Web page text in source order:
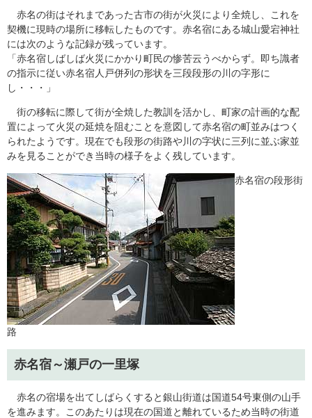
赤名の街はそれまであった古市の街が火災により全焼し、これを
契機に現時の場所に移転したものです。赤名宿にある城山愛宕神社
には次のような記録が残っています。
「赤名宿しばしば火災にかかり町民の惨苦云うべからず。即ち識者
の指示に従い赤名宿人戸併列の形状を三段段形の川の字形に
し・・・」
街の移転に際して街が全焼した教訓を活かし、町家の計画的な配
置によって火災の延焼を阻むことを意図して赤名宿の町並みはつく
られたようです。現在でも段形の街路や川の字状に三列に並ぶ家並
みを見ることができ当時の様子をよく残しています。
​赤名宿の段形街
路
赤名宿～瀬戸の一里塚
赤名の宿場を出てしばらくすると銀山街道は国道54号東側の山手
を進みます。このあたりは現在の国道と離れているため当時の街道